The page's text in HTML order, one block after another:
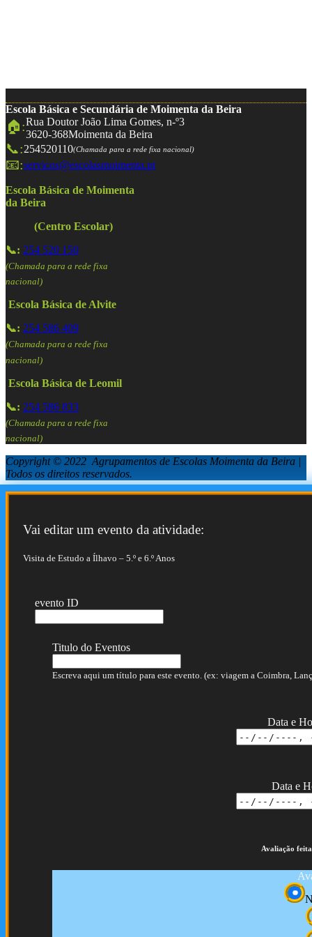
Escola Básica e Secundária de Moimenta da Beira
🏠:Rua Doutor João Lima Gomes, n-º3
3620-368Moimenta da Beira
📞:254520110(Chamada para a rede fixa nacional)
📧:servicos@escolasmoimenta.pt
Escola Básica de Moimenta
da Beira
(Centro Escolar)
📞: 254 520 150
(Chamada para a rede fixa
nacional)
Escola Básica de Alvite
📞: 254 586 409
(Chamada para a rede fixa
nacional)
Escola Básica de Leomil
📞: 254 586 833
(Chamada para a rede fixa
nacional)
Copyright © 2022 Agrupamentos de Escolas Moimenta da Beira |
Todos os direitos reservados.
Vai editar um evento da atividade:
Visita de Estudo a Ílhavo – 5.º e 6.º Anos
evento ID
Titulo do Eventos
Escreva aqui um título para este evento. (ex: viagem a Coimbra,
Data e
Data e
Avaliação